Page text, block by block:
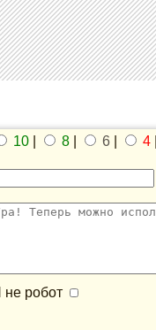
10| 8| 6| 4|
не робот